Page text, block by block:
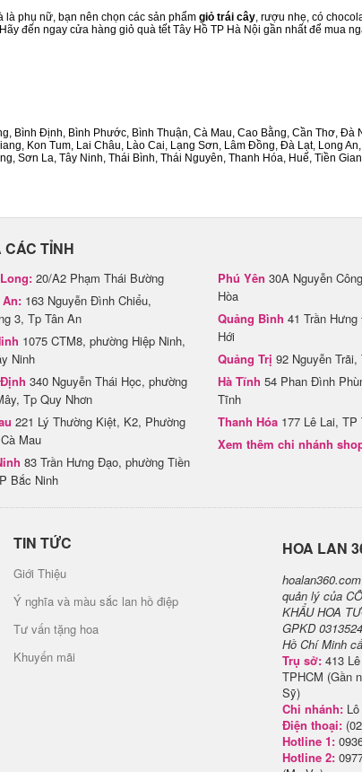
phụ nữ, bạn nên chọn các sản phẩm giỏ trái cây, rượu nhẹ, có
đến ngay cửa hàng giỏ quà tết Tây Hồ TP Hà Nội gần nhất để mua
Bình Định, Bình Phước, Bình Thuận, Cà Mau, Cao Bằng, Cần Thơ,
Kon Tum, Lai Châu, Lào Cai, Lạng Sơn, Lâm Đồng, Đà Lạt, Long
Sơn La, Tây Ninh, Thái Bình, Thái Nguyên, Thanh Hóa, Huế, Tiền
CÁC TỈNH
20/A2 Phạm Thái Bường
163 Nguyễn Đình Chiểu,
3, Tp Tân An
1075 CTM8, phường Hiệp Ninh,
Ninh
340 Nguyễn Thái Học, phường
Tp Quy Nhơn
221 Lý Thường Kiệt, K2, Phường
Mau
83 Trần Hưng Đạo, phường Tiền
Bắc Ninh
Phú Yên 30A Nguyễn
Hòa
Quảng Bình 41 Trần
Hới
Quảng Trị 92 Nguyễn
Hà Tĩnh 54 Phan Đình
Tĩnh
Thanh Hóa 177 Lê Lai, TP
Xem thêm chi nhánh
TIN TỨC
Giới Thiệu
Ý nghĩa và màu sắc lan hồ điệp
Tư vấn tặng hoa
Khuyến mãi
H​OA LAN
quản lý của
KHẨU HOA
GPKD
Hồ Chí Minh
Trụ sở: 413
TPHCM (Gần
Sỹ)
Chi nhánh:
Điện thoại:
Hotline 1:
Hotline 2: